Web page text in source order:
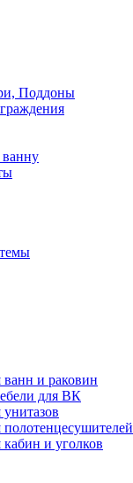
Поддоны
и раковин
для ВК
и уголков